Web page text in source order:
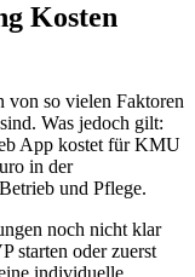
Kosten
von so vielen Faktoren
Was jedoch gilt:
App kostet für KMU
in der
und Pflege.
noch nicht klar
starten oder zuerst